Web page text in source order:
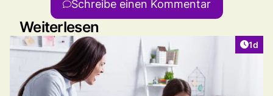
Schreibe einen Kommentar
Weiterlesen
1d